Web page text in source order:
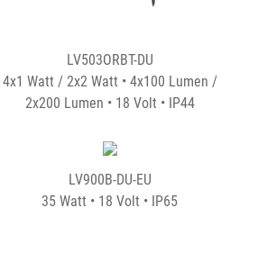
LV503ORBT-DU
4x1 Watt / 2x2 Watt • 4x100 Lumen /
2x200 Lumen • 18 Volt • IP44
LV900B-DU-EU
35 Watt • 18 Volt • IP65